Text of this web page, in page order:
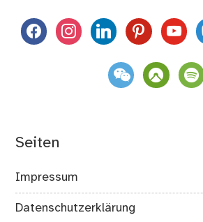
facebookinstagramlinkedinpinterest
weixin komoot
Seiten
Impressum
Datenschutzerklärung